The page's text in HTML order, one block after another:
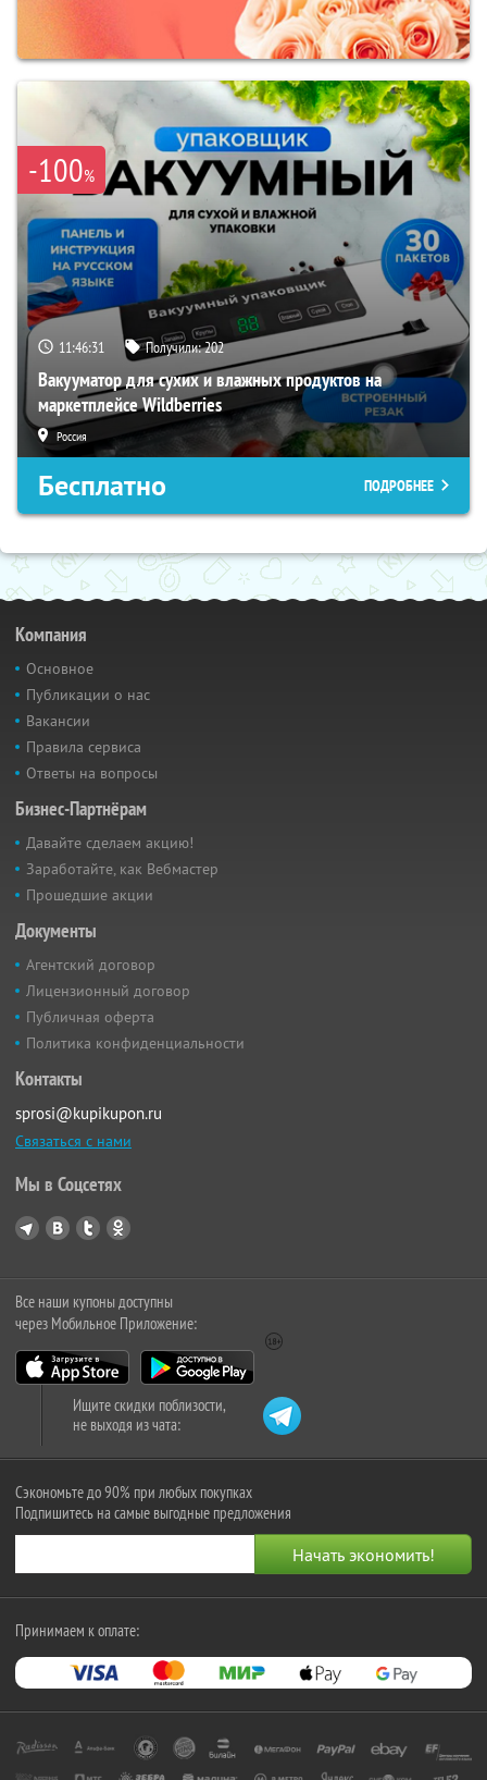
-100%
11:46:31 Получили:202
Вакууматор для сухих и влажных продуктов на
маркетплейсе Wildberries
Россия
Бесплатно ПОДРОБНЕЕ
Компания
Основное
Публикации о нас
Вакансии
Правила сервиса
Ответы на вопросы
Бизнес-Партнёрам
Давайте сделаем акцию!
Заработайте, как Вебмастер
Прошедшие акции
Документы
Агентский договор
Лицензионный договор
Публичная оферта
Политика конфиденциальности
Контакты
sprosi@kupikupon.ru
Связаться с нами
Мы в Соцсетях
Все наши купоны доступны
через Мобильное Приложение:
Ищите скидки поблизости,
не выходя из чата:
Сэкономьте до 90% при любых покупках
Подпишитесь на самые выгодные предложения
Принимаем к оплате: